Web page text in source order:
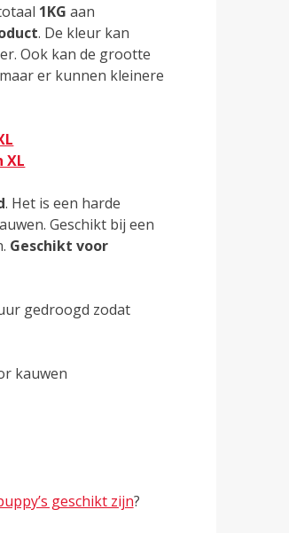
1KG aan
. De kleur kan
Ook kan de grootte
er kunnen kleinere
XL
. Het is een harde
Geschikt bij een
Geschikt voor
gedroogd zodat
kauwen
geschikt zijn?